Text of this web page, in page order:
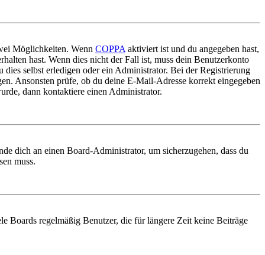
Möglichkeiten. Wenn COPPA aktiviert ist und du angegeben hast,
hast. Wenn dies nicht der Fall ist, muss dein Benutzerkonto
selbst erledigen oder ein Administrator. Bei der Registrierung
Ansonsten prüfe, ob du deine E-Mail-Adresse korrekt eingegeben
dann kontaktiere einen Administrator.
dich an einen Board-Administrator, um sicherzugehen, dass du
muss.
Boards regelmäßig Benutzer, die für längere Zeit keine Beiträge